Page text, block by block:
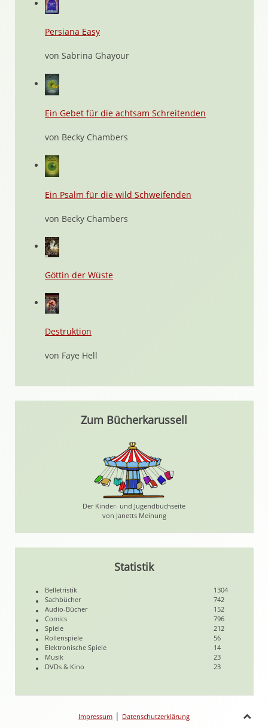
Persiana Easy
von Sabrina Ghayour
Ein Gebet für die achtsam Schreitenden
von Becky Chambers
Ein Psalm für die wild Schweifenden
von Becky Chambers
Göttin der Wüste
Destruktion
von Faye Hell
Zum Bücherkarussell
Der Kinder- und Jugendbuchseite
von Janetts Meinung
Statistik
Belletristik
1304
Sachbücher
742
Audio-Bücher
152
Comics
796
Spiele
212
Rollenspiele
56
Elektronische Spiele
14
Musik
23
DVDs & Kino
23
Impressum | Datenschutzerklärung